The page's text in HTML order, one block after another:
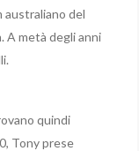
australiano del
A metà degli anni
quindi
Tony prese